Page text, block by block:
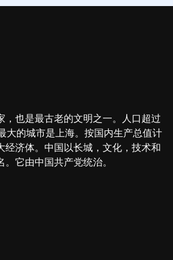
，也是最古老的文明之一。人口超过
大的城市是上海。按国内生产总值计
经济体。中国以长城，文化，技术和
它由中国共产党统治。